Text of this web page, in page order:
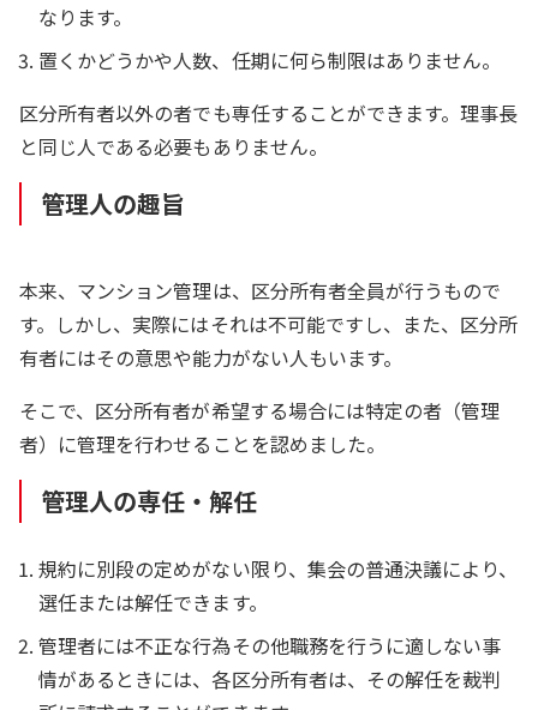
なります。
置くかどうかや人数、任期に何ら制限はありません。
区分所有者以外の者でも専任することができます。理事長
と同じ人である必要もありません。
管理人の趣旨
本来、マンション管理は、区分所有者全員が行うもので
す。しかし、実際にはそれは不可能ですし、また、区分所
有者にはその意思や能力がない人もいます。
そこで、区分所有者が希望する場合には特定の者（管理
者）に管理を行わせることを認めました。
管理人の専任・解任
規約に別段の定めがない限り、集会の普通決議により、
選任または解任できます。
管理者には不正な行為その他職務を行うに適しない事
情があるときには、各区分所有者は、その解任を裁判